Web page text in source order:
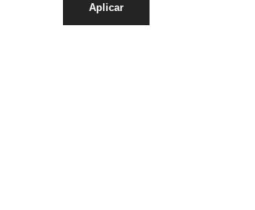
Aplicar